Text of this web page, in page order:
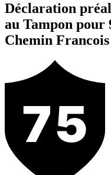
Déclaration
au Tampon pour
Chemin